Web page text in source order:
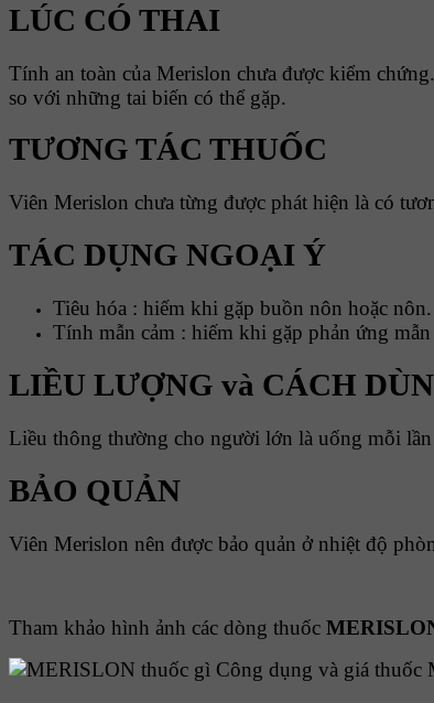
LÚC CÓ THAI
Tính an toàn của Merislon chưa được kiểm
so với những tai biến có thể gặp.
TƯƠNG TÁC THUỐC
Viên Merislon chưa từng được phát hiện là có
TÁC DỤNG NGOẠI Ý
Tiêu hóa : hiếm khi gặp buồn nôn hoặc nôn.
Tính mẫn cảm : hiếm khi gặp phản ứng
LIỀU LƯỢNG và CÁCH
Liều thông thường cho người lớn là uống mỗi
BẢO QUẢN
Viên Merislon nên được bảo quản ở nhiệt độ
Tham khảo hình ảnh các dòng thuốc